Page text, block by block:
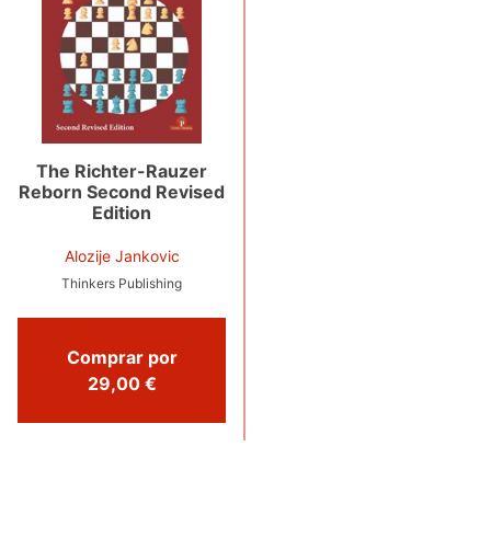
The Richter-Rauzer
Reborn Second Revised
Edition
Alozije Jankovic
Thinkers Publishing
Comprar por
29,00 €